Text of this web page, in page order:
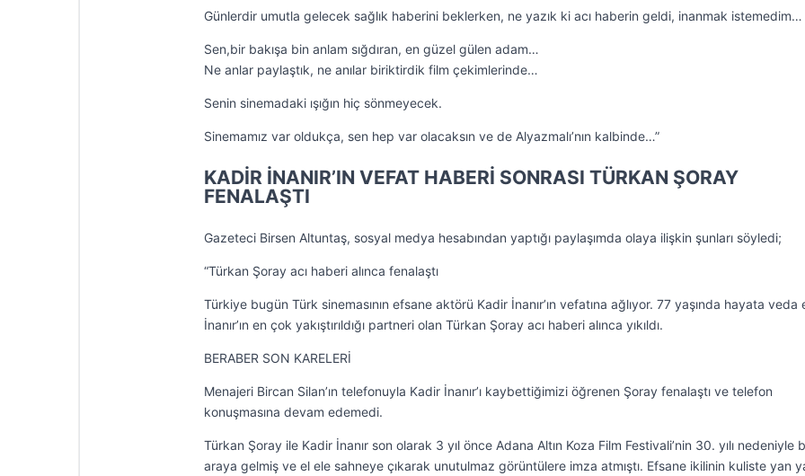
Günlerdir umutla gelecek sağlık haberini beklerken, ne yazık ki acı haberin geldi, inanmak istemedim…
Sen,bir bakışa bin anlam sığdıran, en güzel gülen adam…
Ne anlar paylaştık, ne anılar biriktirdik film çekimlerinde…
Senin sinemadaki ışığın hiç sönmeyecek.
Sinemamız var oldukça, sen hep var olacaksın ve de Alyazmalı’nın kalbinde…”
KADİR İNANIR’IN VEFAT HABERİ SONRASI TÜRKAN ŞORAY
FENALAŞTI
Gazeteci Birsen Altuntaş, sosyal medya hesabından yaptığı paylaşımda olaya ilişkin şunları söyledi;
“Türkan Şoray acı haberi alınca fenalaştı
Türkiye bugün Türk sinemasının efsane aktörü Kadir İnanır’ın vefatına ağlıyor. 77 yaşında hayata veda
İnanır’ın en çok yakıştırıldığı partneri olan Türkan Şoray acı haberi alınca yıkıldı.
BERABER SON KARELERİ
Menajeri Bircan Silan’ın telefonuyla Kadir İnanır’ı kaybettiğimizi öğrenen Şoray fenalaştı ve telefon
konuşmasına devam edemedi.
Türkan Şoray ile Kadir İnanır son olarak 3 yıl önce Adana Altın Koza Film Festivali’nin 30. yılı nedeniyle
araya gelmiş ve el ele sahneye çıkarak unutulmaz görüntülere imza atmıştı. Efsane ikilinin kuliste yan